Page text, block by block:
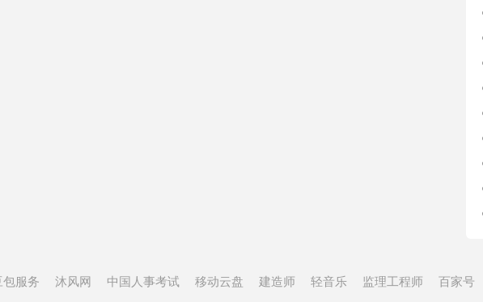
包服务 沐风网 中国人事考试 移动云盘 建造师 轻音乐 监理工程师 百家号